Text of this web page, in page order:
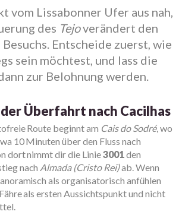
vom Lissabonner Ufer aus nah,
des Tejoverändert den
Besuchs. Entscheide zuerst, wie
sein möchtest, und lass die
zur Belohnung werden.
Überfahrt nach Cacilhas
Route beginnt am Cais do Sodré, wo
10 Minuten über den Fluss nach
dort nimmt dir die Linie3001den
nach Almada (Cristo Rei)ab. Wenn
als organisatorisch anfühlen
als ersten Aussichtspunkt und nicht